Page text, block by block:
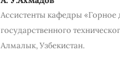
Ассистенты кафедры
государственного
Алмалык, Узбекистан.